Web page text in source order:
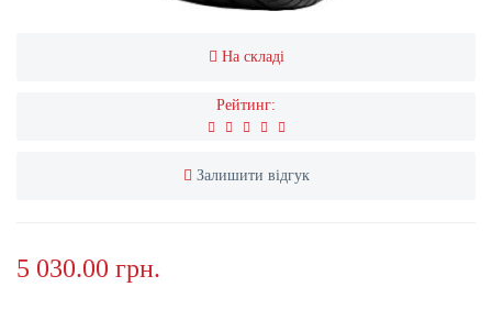
На складі
Рейтинг:
Залишити відгук
5 030.00 грн.